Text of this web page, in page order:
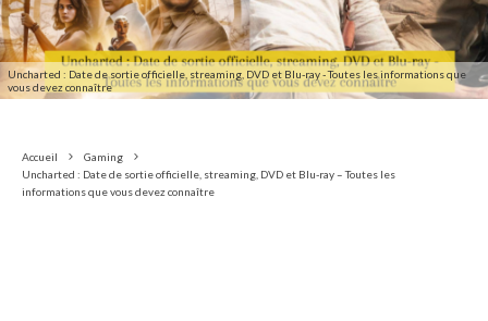
Uncharted : Date de sortie officielle, streaming, DVD et Blu-ray - Toutes les informations que
vous devez connaître
Accueil
Gaming
Uncharted : Date de sortie officielle, streaming, DVD et Blu-ray – Toutes les
informations que vous devez connaître